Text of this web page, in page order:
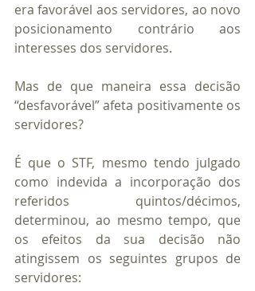
era favorável aos servidores, ao novo
posicionamento contrário aos
interesses dos servidores.
Mas de que maneira essa decisão
“desfavorável” afeta positivamente os
servidores?
É que o STF, mesmo tendo julgado
como indevida a incorporação dos
referidos quintos/décimos,
determinou, ao mesmo tempo, que
os efeitos da sua decisão não
atingissem os seguintes grupos de
servidores: